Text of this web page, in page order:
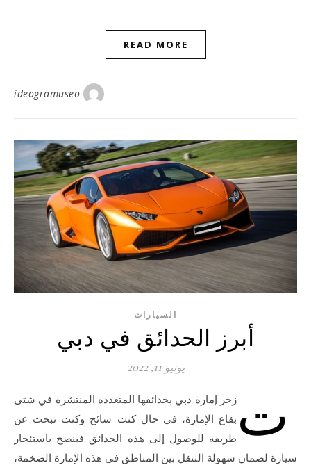
READ MORE
ideogramuseo
السيارات
أبرز الحدائق في دبي
يونيو 11, 2022
ت زخر إمارة دبي بحدائقها المتعددة المنتشرة في شتى
بقاع الإمارة، في حال كنت سائح وكنت تبحث عن
طريقة للوصول إلى هذه الحدائق فينصح باستئجار
سيارة لضمان سهولة التنقل بين المناطق في هذه الإمارة الضخمة،